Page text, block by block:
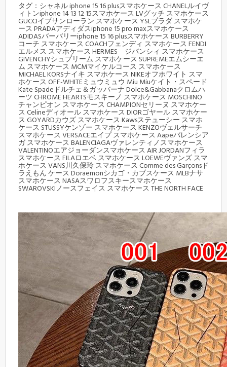
タグ：シャネル iphone 15 16 plusスマホケース CHANELルイヴ
ィトンiphone 14 13 12 15スマホケース LVグッチ スマホケース
GUCCIイブサンローラン スマホケース YSLプラダ スマホケ
ース PRADAアディダスiphone 15 pro maxスマホケース
ADIDASバーバリーiphone 15 16 plusスマホケース BURBERRY
コーチ スマホケース COACHフェンディ スマホケース FENDI
エルメス スマホケース HERMES ジバンシィ スマホケース
GIVENCHYシュプリーム スマホケース SUPREMEエムシーエ
ム スマホケース MCMマイケルコース スマホケース
MICHAEL KORSナイキ スマホケース NIKEオフホワイト スマ
ホケース OFF-WHITEミュウミュウ Miu Miuケイト・スペード
Kate Spadeドルチェ＆ガッバーナ Dolce&Gabbanaクロムハ
ーツ CHROME HEARTSモスキーノ スマホケース MOSCHINO
チャンピオン スマホケース CHAMPIONセリーヌ スマホケー
ス Celineディオール スマホケース DIORゴヤール スマホケー
ス GOYARDカウズ スマホケース Kawsステューシー スマホ
ケース STUSSYケンゾー スマホケース KENZOヴェルサーチ
スマホケース VERSACEエイプ スマホケース Aapeバレンシア
ガ スマホケース BALENCIAGAヴァレンティノスマホケース
VALENTINOエアジョーダンスマホケース AIR JORDANフィラ
スマホケース FILAロエベ スマホケース LOEWEヴァンズ スマ
ホケース VANS川久保玲 スマホケース Comme des Garçonsド
ラえもん ケース Doraemonシカゴ・カブスケース MLBナサ
スマホケース NASAスワロフスキースマホケース
SWAROVSKIノースフェイス スマホケース THE NORTH FACE